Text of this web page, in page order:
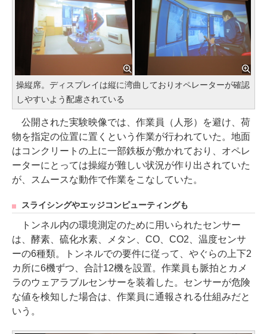
操縦席。ディスプレイは縦に湾曲しておりオペレーターが確認
しやすいよう配慮されている
公開された実験映像では、作業員（人形）を避け、荷
物を指定の位置に置くという作業が行われていた。地面
はコンクリートの上に一部鉄板が敷かれており、オペレ
ーターにとっては操縦が難しい状況が作り出されていた
が、スムースな動作で作業をこなしていた。
スライシングやエッジコンピューティングも
トンネル内の環境測定のために用いられたセンサー
は、酵素、硫化水素、メタン、CO、CO2、温度センサ
ーの6種類。トンネルでの要件に従って、やぐらの上下2
カ所に6機ずつ、合計12機を設置。作業員も脈拍とカメ
ラのウェアラブルセンサーを装着した。センサーが危険
な値を検知した場合は、作業員に通報される仕組みだと
いう。